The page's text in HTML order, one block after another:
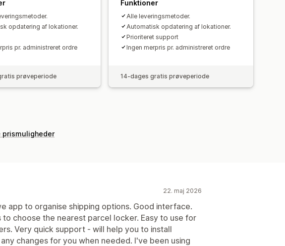
opdatering af lokationer.
pr. administreret ordre
prøveperiode
Funktioner
Alle leveringsmetoder.
Automatisk opdatering af lokationer.
Prioriteret support
Ingen merpris pr. administreret ordre
14-dages gratis prøveperiode
prismuligheder
22. maj 2026
app to organise shipping options. Good interface.
choose the nearest parcel locker. Easy to use for
Very quick support - will help you to install
changes for you when needed. I've been using